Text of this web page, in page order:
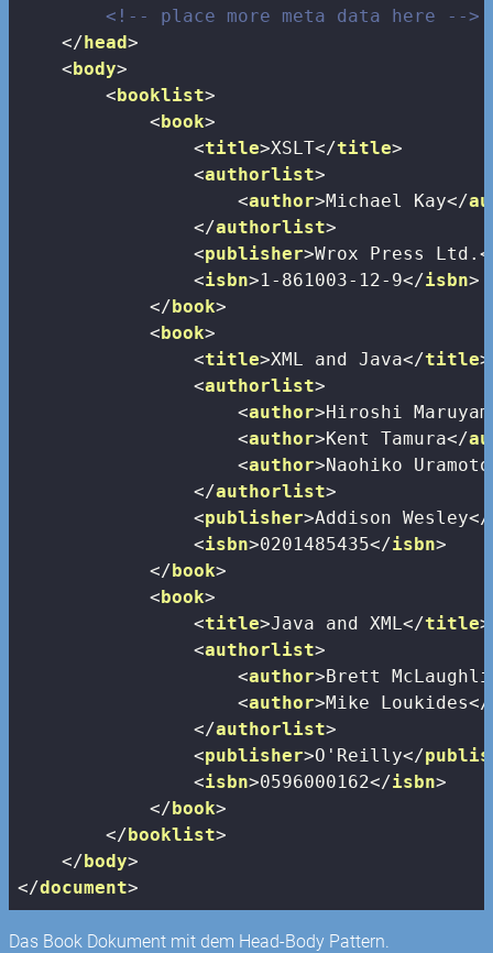
<!-- place more meta data here -->
</ head>
< body>
< booklist>
< book>
<title>XSLT</title>
<authorlist>
<author>Michael Kay</
</authorlist>
<publisher>Wrox Press Ltd.
<isbn>1-861003-12-9</isbn>
</ book>
< book>
<title>XML and Java</title>
<authorlist>
<author>Hiroshi
<author>Kent Tamura</
<author>Naohiko Uramoto
</authorlist>
<publisher>Addison Wesley</
<isbn>0201485435</isbn>
</ book>
< book>
<title>Java and XML</title>
<authorlist>
<author> Brett
<author>Mike Loukides</
</authorlist>
<publisher>O'Reilly</
<isbn>0596000162</isbn>
</ book>
</ booklist>
</ body>
</document>
Das Book Dokument mit dem Head-Body Pattern.